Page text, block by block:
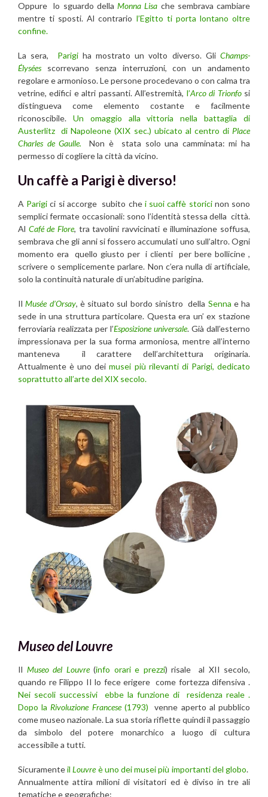
Oppure lo sguardo dellaMonna Lisa che sembrava cambiare
mentre ti sposti. Al contrario l’Egitto ti porta lontano oltre
confine.
La sera, Parigiha mostrato un volto diverso. GliChamps-
Élysées scorrevano senza interruzioni, con un andamento
regolare e armonioso. Le persone procedevano o con calma tra
vetrine, edifici e altri passanti. All’estremità, l’Arco di Trionfosi
distingueva come elemento costante e facilmente
riconoscibile. Un omaggio alla vittoria nella battaglia di
Austerlitz di Napoleone (XIX sec.) ubicato al centro di Place
Charles de Gaulle. Non è stata solo una camminata: mi ha
permesso di cogliere la città da vicino.
Un caffè a Parigi è diverso!
A Parigi ci si accorge subito che i suoi caffè storicinon sono
semplici fermate occasionali: sono l’identità stessa della città.
Al Café de Flore, tra tavolini ravvicinati e illuminazione soffusa,
sembrava che gli anni si fossero accumulati uno sull’altro. Ogni
momento era quello giusto per i clienti per bere bollicine ,
scrivere o semplicemente parlare. Non c’era nulla di artificiale,
solo la continuità naturale di un’abitudine parigina.
IlMusée d’Orsay, è situato sul bordo sinistro della Senna e ha
sede in una struttura particolare. Questa era un’ ex stazione
ferroviaria realizzata per l’Esposizione universale. Già dall’esterno
impressionava per la sua forma armoniosa, mentre all’interno
manteneva il carattere dell’architettura originaria.
Attualmente è uno deimusei più rilevanti di Parigi, dedicato
soprattutto all’arte del XIX secolo.
Museo del Louvre
Il Museo del Louvre(info orari e prezzi) risale al XII secolo,
quando re Filippo II lo fece erigere come fortezza difensiva .
Nei secoli successivi ebbe la funzione di residenza reale .
Dopo laRivoluzione Francese(1793) venne aperto al pubblico
come museo nazionale. La sua storia riflette quindi il passaggio
da simbolo del potere monarchico a luogo di cultura
accessibile a tutti.
SicuramenteilLouvreè uno dei musei più importanti del globo.
Annualmente attira milioni di visitatori ed è diviso in tre ali
tematiche e geografiche: